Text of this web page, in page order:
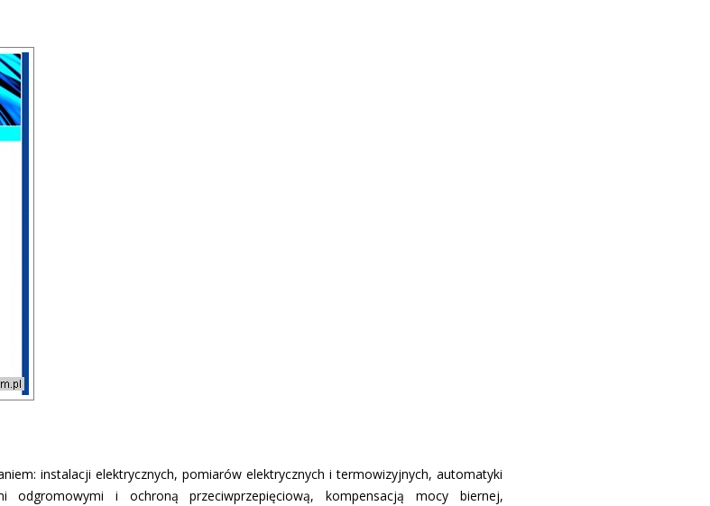
instalacji elektrycznych, pomiarów elektrycznych i termowizyjnych, automatyki
odgromowymi i ochroną przeciwprzepięciową, kompensacją mocy biernej,